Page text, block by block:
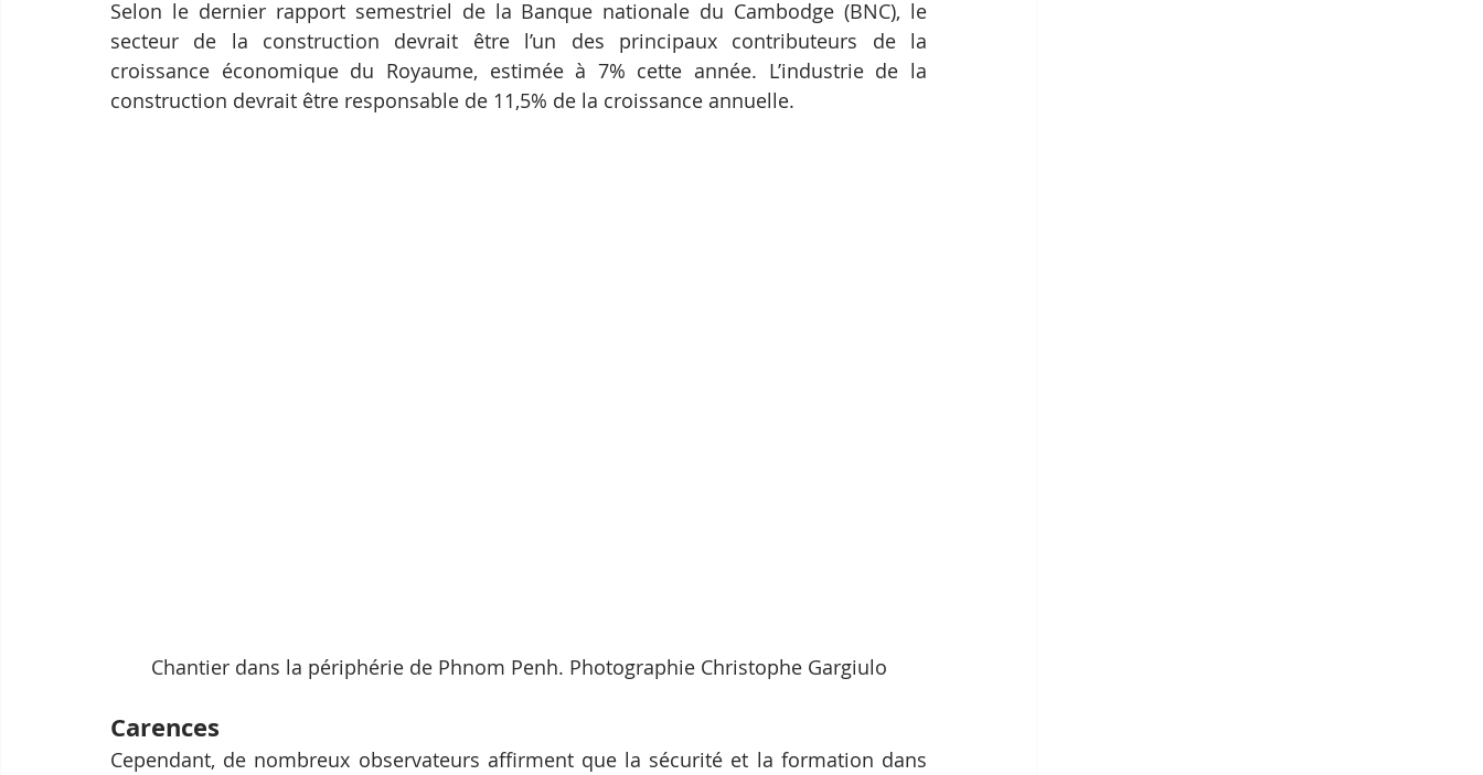
Selon le dernier rapport semestriel de la Banque nationale du Cambodge (BNC), le
secteur de la construction devrait être l’un des principaux contributeurs de la
croissance économique du Royaume, estimée à 7% cette année. L’industrie de la
construction devrait être responsable de 11,5% de la croissance annuelle.
Chantier dans la périphérie de Phnom Penh. Photographie Christophe Gargiulo
Carences
Cependant, de nombreux observateurs affirment que la sécurité et la formation dans